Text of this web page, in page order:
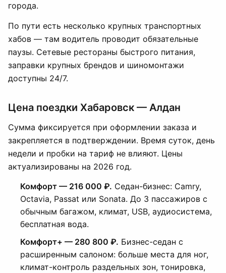
города.
По пути есть несколько крупных транспортных
хабов — там водитель проводит обязательные
паузы. Сетевые рестораны быстрого питания,
заправки крупных брендов и шиномонтажи
доступны 24/7.
Цена поездки Хабаровск — Алдан
Сумма фиксируется при оформлении заказа и
закрепляется в подтверждении. Время суток, день
недели и пробки на тариф не влияют. Цены
актуализированы на 2026 год.
Комфорт — 216 000 ₽. Седан-бизнес: Camry,
Octavia, Passat или Sonata. До 3 пассажиров с
обычным багажом, климат, USB, аудиосистема,
бесплатная вода.
Комфорт+ — 280 800 ₽. Бизнес-седан с
расширенным салоном: больше места для ног,
климат-контроль раздельных зон, тонировка,